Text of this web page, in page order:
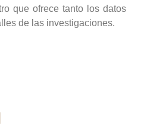
que ofrece tanto los datos
de las investigaciones.